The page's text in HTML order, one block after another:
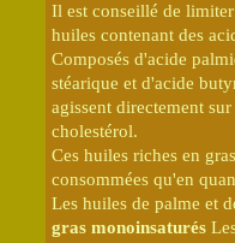
Il est conseillé de
huiles contenant des
Composés d'acide
stéarique et d'acide
agissent directement
cholestérol.
Ces huiles riches en
consommées qu'en
Les huiles de palme et
gras monoinsaturés